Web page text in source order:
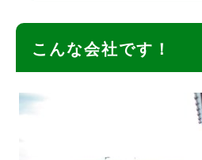
こんな会社です！